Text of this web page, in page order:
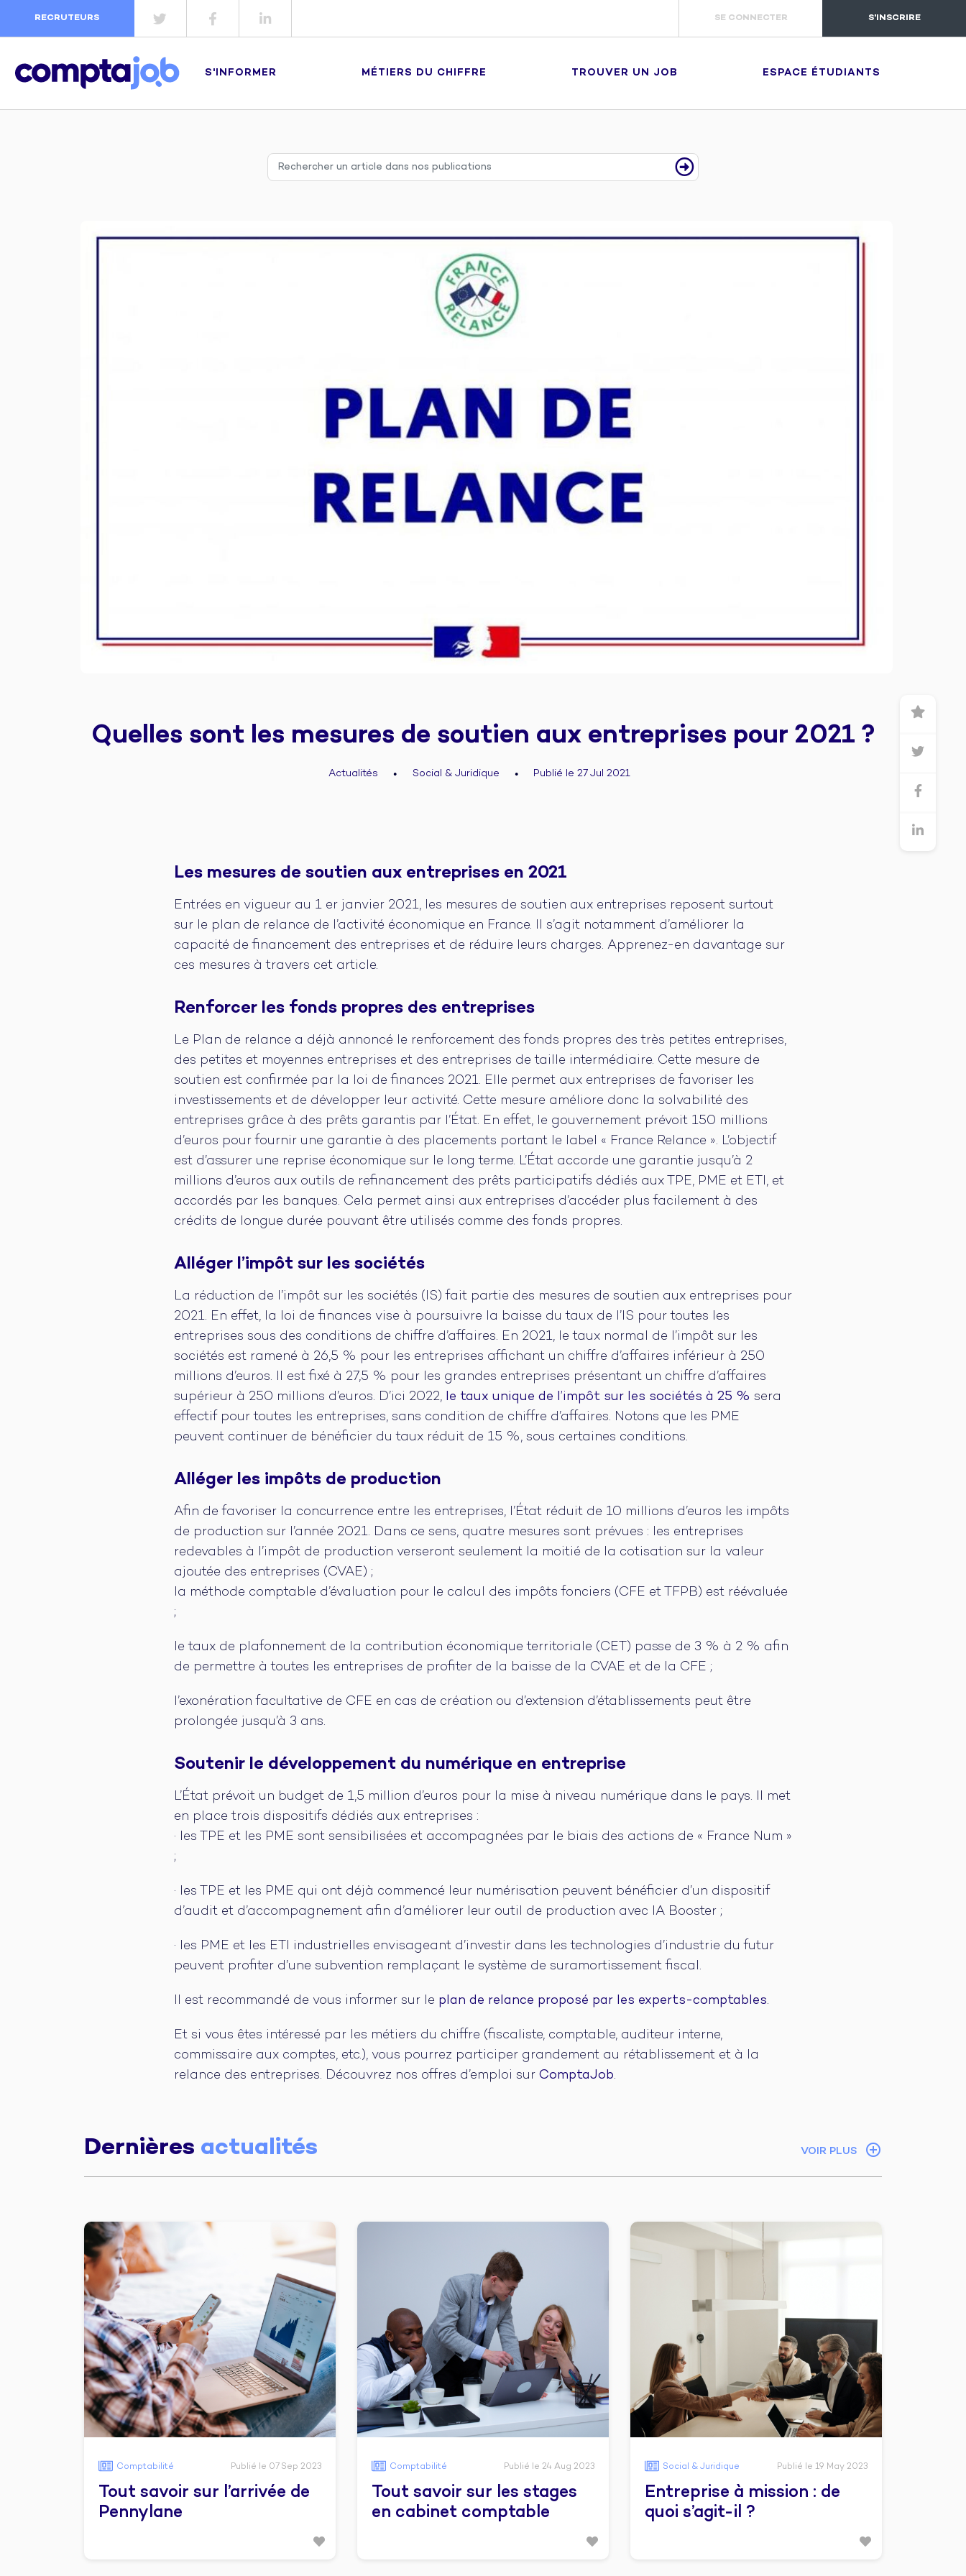
RECRUTEURS SE CONNECTER S'INSCRIRE
S'INFORMER MÉTIERS DU CHIFFRE TROUVER UN JOB ESPACE ÉTUDIANTS
Quelles sont les mesures de soutien aux entreprises pour 2021 ?
Actualités ● Social & Juridique ● Publié le 27 Jul 2021
Les mesures de soutien aux entreprises en 2021
Entrées en vigueur au 1 er janvier 2021, les mesures de soutien aux entreprises reposent surtout
sur le plan de relance de l’activité économique en France. Il s’agit notamment d’améliorer la
capacité de financement des entreprises et de réduire leurs charges. Apprenez-en davantage sur
ces mesures à travers cet article.
Renforcer les fonds propres des entreprises
Le Plan de relance a déjà annoncé le renforcement des fonds propres des très petites entreprises,
des petites et moyennes entreprises et des entreprises de taille intermédiaire. Cette mesure de
soutien est confirmée par la loi de finances 2021. Elle permet aux entreprises de favoriser les
investissements et de développer leur activité. Cette mesure améliore donc la solvabilité des
entreprises grâce à des prêts garantis par l’État. En effet, le gouvernement prévoit 150 millions
d’euros pour fournir une garantie à des placements portant le label « France Relance ». L’objectif
est d’assurer une reprise économique sur le long terme. L’État accorde une garantie jusqu’à 2
millions d’euros aux outils de refinancement des prêts participatifs dédiés aux TPE, PME et ETI, et
accordés par les banques. Cela permet ainsi aux entreprises d’accéder plus facilement à des
crédits de longue durée pouvant être utilisés comme des fonds propres.
Alléger l’impôt sur les sociétés
La réduction de l’impôt sur les sociétés (IS) fait partie des mesures de soutien aux entreprises pour
2021. En effet, la loi de finances vise à poursuivre la baisse du taux de l’IS pour toutes les
entreprises sous des conditions de chiffre d’affaires. En 2021, le taux normal de l’impôt sur les
sociétés est ramené à 26,5 % pour les entreprises affichant un chiffre d’affaires inférieur à 250
millions d’euros. Il est fixé à 27,5 % pour les grandes entreprises présentant un chiffre d’affaires
supérieur à 250 millions d’euros. D’ici 2022, le taux unique de l’impôt sur les sociétés à 25 % sera
effectif pour toutes les entreprises, sans condition de chiffre d’affaires. Notons que les PME
peuvent continuer de bénéficier du taux réduit de 15 %, sous certaines conditions.
Alléger les impôts de production
Afin de favoriser la concurrence entre les entreprises, l’État réduit de 10 millions d’euros les impôts
de production sur l’année 2021. Dans ce sens, quatre mesures sont prévues : les entreprises
redevables à l’impôt de production verseront seulement la moitié de la cotisation sur la valeur
ajoutée des entreprises (CVAE) ;
la méthode comptable d’évaluation pour le calcul des impôts fonciers (CFE et TFPB) est réévaluée
;
le taux de plafonnement de la contribution économique territoriale (CET) passe de 3 % à 2 % afin
de permettre à toutes les entreprises de profiter de la baisse de la CVAE et de la CFE ;
l’exonération facultative de CFE en cas de création ou d’extension d’établissements peut être
prolongée jusqu’à 3 ans.
Soutenir le développement du numérique en entreprise
L’État prévoit un budget de 1,5 million d’euros pour la mise à niveau numérique dans le pays. Il met
en place trois dispositifs dédiés aux entreprises :
· les TPE et les PME sont sensibilisées et accompagnées par le biais des actions de « France Num »
;
· les TPE et les PME qui ont déjà commencé leur numérisation peuvent bénéficier d’un dispositif
d’audit et d’accompagnement afin d’améliorer leur outil de production avec IA Booster ;
· les PME et les ETI industrielles envisageant d’investir dans les technologies d’industrie du futur
peuvent profiter d’une subvention remplaçant le système de suramortissement fiscal.
Il est recommandé de vous informer sur le plan de relance proposé par les experts-comptables.
Et si vous êtes intéressé par les métiers du chiffre (fiscaliste, comptable, auditeur interne,
commissaire aux comptes, etc.), vous pourrez participer grandement au rétablissement et à la
relance des entreprises. Découvrez nos offres d’emploi sur ComptaJob.
Dernières actualités VOIR PLUS
Comptabilité Publié le 07 Sep 2023
Tout savoir sur l’arrivée de
Pennylane
Comptabilité Publié le 24 Aug 2023
Tout savoir sur les stages
en cabinet comptable
Social & Juridique Publié le 19 May 2023
Entreprise à mission : de
quoi s’agit-il ?